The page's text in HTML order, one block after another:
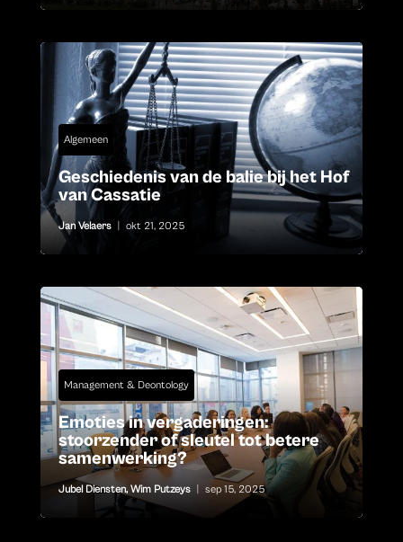
Algemeen
Geschiedenis van de balie bij het Hof
van Cassatie
Jan Velaers okt 21, 2025
Management & Deontology
Emoties in vergaderingen:
stoorzender of sleutel tot betere
samenwerking?
Jubel Diensten, Wim Putzeys sep 15, 2025